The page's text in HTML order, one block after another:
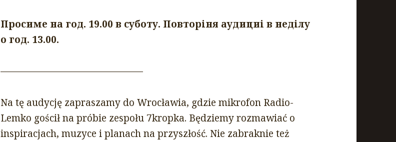
Просиме на год. 19.00 в суботу. Повторiня аудициi в недiлу
о год. 13.00.
———————————————
Na tę audycję zapraszamy do Wrocławia, gdzie mikrofon Radio-
Lemko gościł na próbie zespołu 7kropka. Będziemy rozmawiać o
inspiracjach, muzyce i planach na przyszłość. Nie zabraknie też